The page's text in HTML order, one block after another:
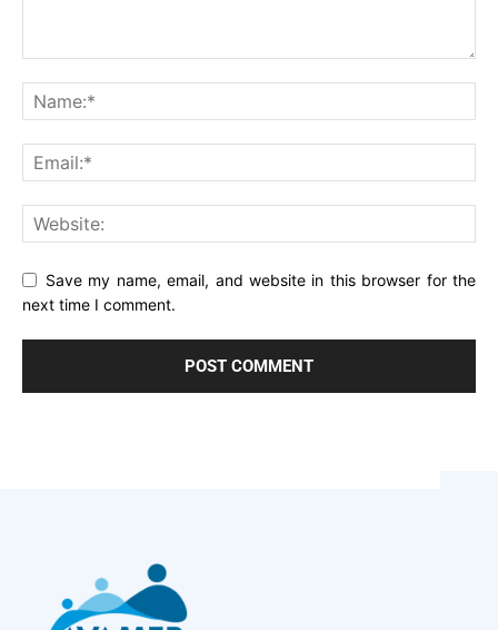
Save my name, email, and website in this browser for the
next time I comment.